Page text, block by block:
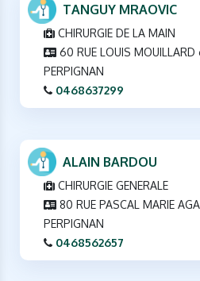
TANGUY MRAOVIC
CHIRURGIE DE LA MAIN
60 RUE LOUIS
PERPIGNAN
0468637299
ALAIN BARDOU
CHIRURGIE GENERALE
80 RUE PASCAL MARIE
PERPIGNAN
0468562657